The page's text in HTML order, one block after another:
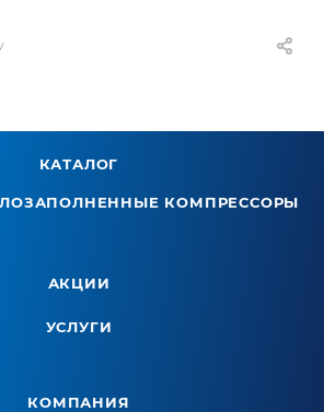
КАТАЛОГ
КОМПРЕССОРЫ
АКЦИИ
УСЛУГИ
КОМПАНИЯ